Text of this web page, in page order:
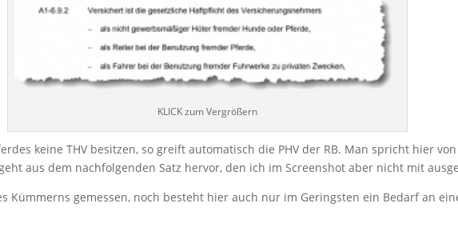
KLICK zum Vergrößern
keine THV besitzen, so greift automatisch die PHV der RB. Man spricht hier
aus dem nachfolgenden Satz hervor, den ich im Screenshot aber nicht mit
Kümmerns gemessen, noch besteht hier auch nur im Geringsten ein Bedarf an